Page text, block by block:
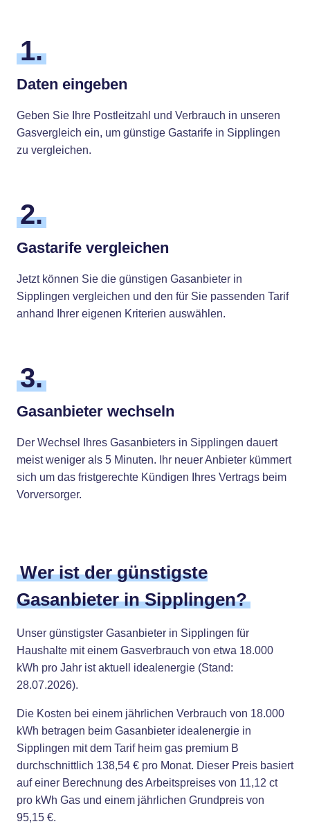
1.
Daten eingeben
Geben Sie Ihre Postleitzahl und Verbrauch in unseren
Gasvergleich ein, um günstige Gastarife in Sipplingen
zu vergleichen.
2.
Gastarife vergleichen
Jetzt können Sie die günstigen Gasanbieter in
Sipplingen vergleichen und den für Sie passenden Tarif
anhand Ihrer eigenen Kriterien auswählen.
3.
Gasanbieter wechseln
Der Wechsel Ihres Gasanbieters in Sipplingen dauert
meist weniger als 5 Minuten. Ihr neuer Anbieter kümmert
sich um das fristgerechte Kündigen Ihres Vertrags beim
Vorversorger.
Wer ist der günstigste
Gasanbieter in Sipplingen?
Unser günstigster Gasanbieter in Sipplingen für
Haushalte mit einem Gasverbrauch von etwa 18.000
kWh pro Jahr ist aktuell idealenergie (Stand:
28.07.2026).
Die Kosten bei einem jährlichen Verbrauch von 18.000
kWh betragen beim Gasanbieter idealenergie in
Sipplingen mit dem Tarif heim gas premium B
durchschnittlich 138,54 € pro Monat. Dieser Preis basiert
auf einer Berechnung des Arbeitspreises von 11,12 ct
pro kWh Gas und einem jährlichen Grundpreis von
95,15 €.